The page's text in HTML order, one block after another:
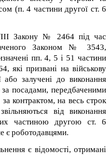
(п. 4 частини другої ст. 6
Закону № 2464 під час
Законом № 3543,
пп. 4, 5 і 51 частини
які призвані на військову
або залучені до виконання
за посадами, передбаченими
контрактом, на весь строк
від виконання
частиною другою ст. 6
є роботодавцями.
є відомості, отримані